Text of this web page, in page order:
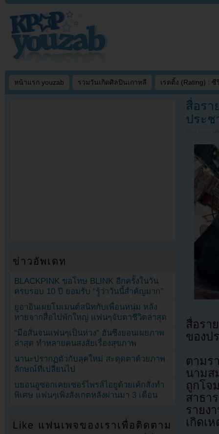
หน้าแรก youzab รวมวันเกิดศิลปินเกาหลี เรตติ้ง (Rating) : ซี
สื่อรา
ประ
สื่อรา
ของป
ตามร
นามส
ถูกโจ
สาธ
รายง
เกิดเ
ข่าวอัพเดท
BLACKPINK ขอโทษ BLINK อีกครั้งในวัน
ครบรอบ 10 ปี ยอมรับ “รู้ว่าวันนี้สำคัญมาก”
ยูอาอินเผยโมเมนต์สนิทกับเพื่อนหนุ่ม หลัง
หายจากสื่อไปพักใหญ่ แฟนๆจับตาชีวิตล่าสุด
“มือสั่นจนแฟนๆเป็นห่วง” ฮันซึงยอนเผยภาพ
ล่าสุด ทำหลายคนสงสัยเรื่องสุขภาพ
นานะปรากฏตัวกับลุคใหม่ สะดุดตาด้วยภาพ
ลักษณ์ที่เปลี่ยนไป
บยอนอูซอกเคยเซอร์ไพรส์ไอยูด้วยเค้กสั่งทำ
พิเศษ แฟนๆเพิ่งสังเกตหลังผ่านมา 3 เดือน
Like แฟนเพจของเราเพื่อติดตาม